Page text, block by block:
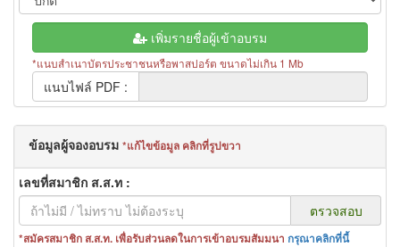
เพิ่มรายชื่อผู้เข้าอบรม
แนบสำเนาบัตรประชาชนหรือพาสปอร์ต ขนาดไม่เกิน 1 Mb
แนบไฟล์ PDF :
ข้อมูลผู้จองอบรม แก้ไขข้อมูล คลิกที่รูปขวา
เลขที่สมาชิก ส.ส.ท
ตรวจสอบ
สมัครสมาชิก ส.ส.ท. เพื่อรับส่วนลดในการเข้าอบรมสัมมนา กรุณาคลิกที่นี้